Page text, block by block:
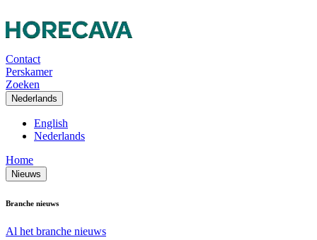
Contact
Perskamer
Zoeken
Nederlands
English
Nederlands
Home
Nieuws
Branche nieuws
Al het branche nieuws